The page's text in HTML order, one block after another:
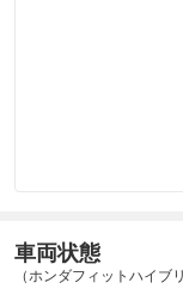
車両状態
（ホンダフィットハイブ